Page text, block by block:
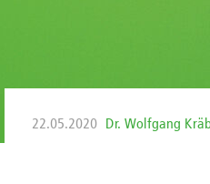
22.05.2020 Dr. Wolfgang